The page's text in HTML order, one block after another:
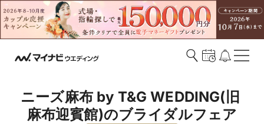
ニーズ麻布 by T&G WEDDING(旧
麻布迎賓館)のブライダルフェア